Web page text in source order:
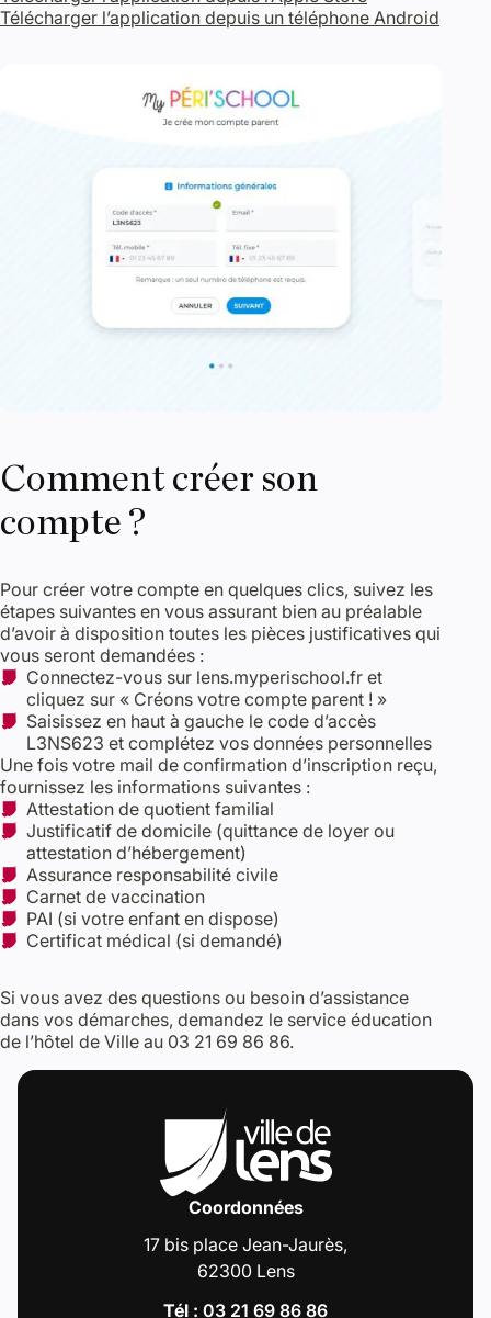
Télécharger l’application depuis un téléphone Android
Comment créer son
compte ?
Pour créer votre compte en quelques clics, suivez les
étapes suivantes en vous assurant bien au préalable
d’avoir à disposition toutes les pièces justificatives qui
vous seront demandées :
Connectez-vous sur lens.myperischool.fr et
cliquez sur « Créons votre compte parent ! »
Saisissez en haut à gauche le code d’accès
L3NS623 et complétez vos données personnelles
Une fois votre mail de confirmation d’inscription reçu,
fournissez les informations suivantes :
Attestation de quotient familial
Justificatif de domicile (quittance de loyer ou
attestation d’hébergement)
Assurance responsabilité civile
Carnet de vaccination
PAI (si votre enfant en dispose)
Certificat médical (si demandé)
Si vous avez des questions ou besoin d’assistance
dans vos démarches, demandez le service éducation
de l’hôtel de Ville au 03 21 69 86 86.
Coordonnées
17 bis place Jean-Jaurès,
62300 Lens
Tél : 03 21 69 86 86